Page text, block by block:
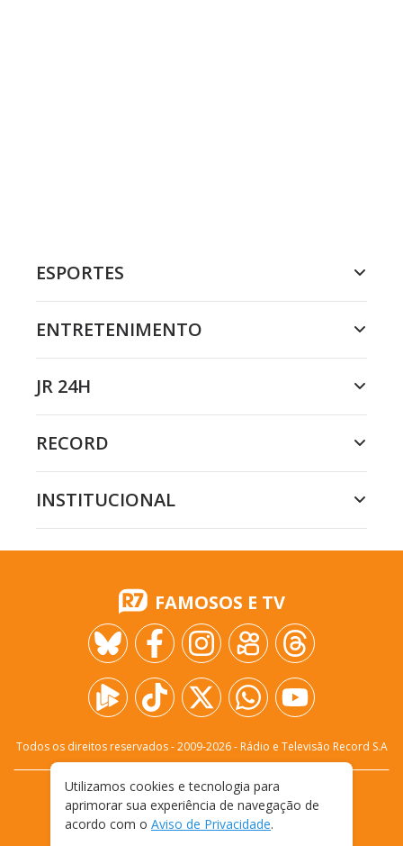
ESPORTES
ENTRETENIMENTO
JR 24H
RECORD
INSTITUCIONAL
FAMOSOS E TV
Todos os direitos reservados - 2009-2026- Rádio e Televisão Record S.A
FALE CONOSCO
PRIVACIDADE
TERMOS E CONDIÇÕES DE USO
Utilizamos cookies e tecnologia para
aprimorar sua experiência de navegação de
acordo com o Aviso de Privacidade.